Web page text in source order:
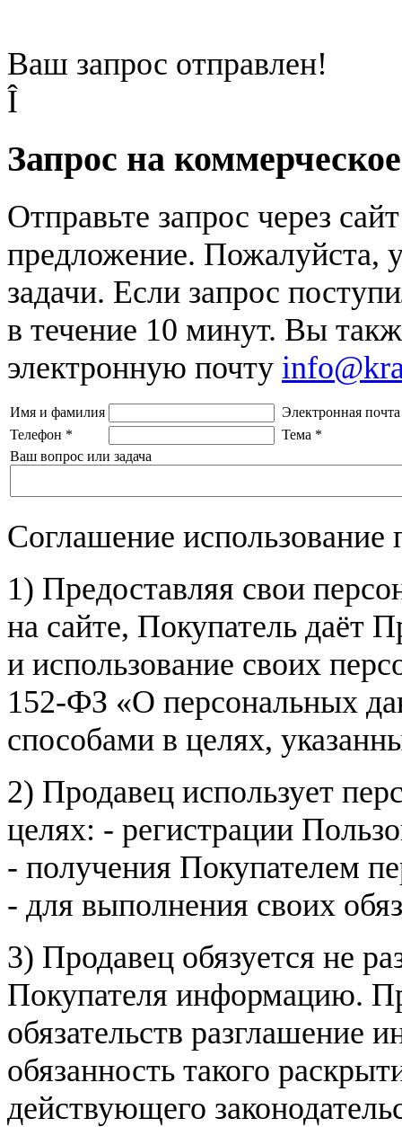
Ваш запрос отправлен!
Î
Запрос на
Отправьте запрос через
предложение. Пожалуйста,
задачи. Если запрос
в течение 10 минут. Вы
электронную почту
Имя и фамилия
Электронная почта
Телефон * Тема *
Ваш вопрос или задача
Соглашение
1) Предоставляя свои
на сайте, Покупатель даёт
и использование своих
152-ФЗ «О персональных
способами в целях,
2) Продавец использует
целях: - регистрации
- получения Покупателем
- для выполнения своих
3) Продавец обязуется не
Покупателя информацию.
обязательств разглашение
обязанность такого
действующего